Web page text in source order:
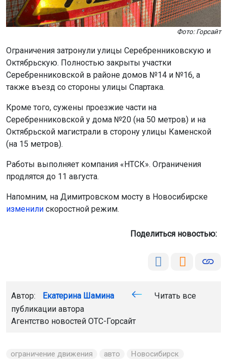
Фото: Горсайт
Ограничения затронули улицы Серебренниковскую и
Октябрьскую. Полностью закрыты участки
Серебренниковской в районе домов №14 и №16, а
также въезд со стороны улицы Спартака.
Кроме того, сужены проезжие части на
Серебренниковской у дома №20 (на 50 метров) и на
Октябрьской магистрали в сторону улицы Каменской
(на 15 метров).
Работы выполняет компания «НТСК». Ограничения
продлятся до 11 августа.
Напомним, на Димитровском мосту в Новосибирске
изменили скоростной режим.
Поделиться новостью:
Автор: Екатерина Шамина
Читать все
публикации автора
Агентство новостей ОТС-Горсайт
ограничение движения авто Новосибирск